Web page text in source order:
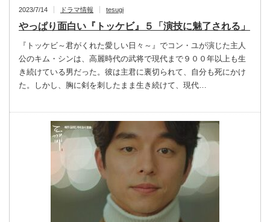
2023/7/14 ドラマ情報 tesugi
やっぱり面白い『トッケビ』５「演技に魅了される」
『トッケビ～君がくれた愛しい日々～』でコン・ユが演じた主人
公のキム・シンは、高麗時代の武将で現代まで９００年以上も生
き続けている男だった。彼は主君に裏切られて、自分も死にかけ
た。しかし、胸に剣を刺したまま生き続けて、現代…